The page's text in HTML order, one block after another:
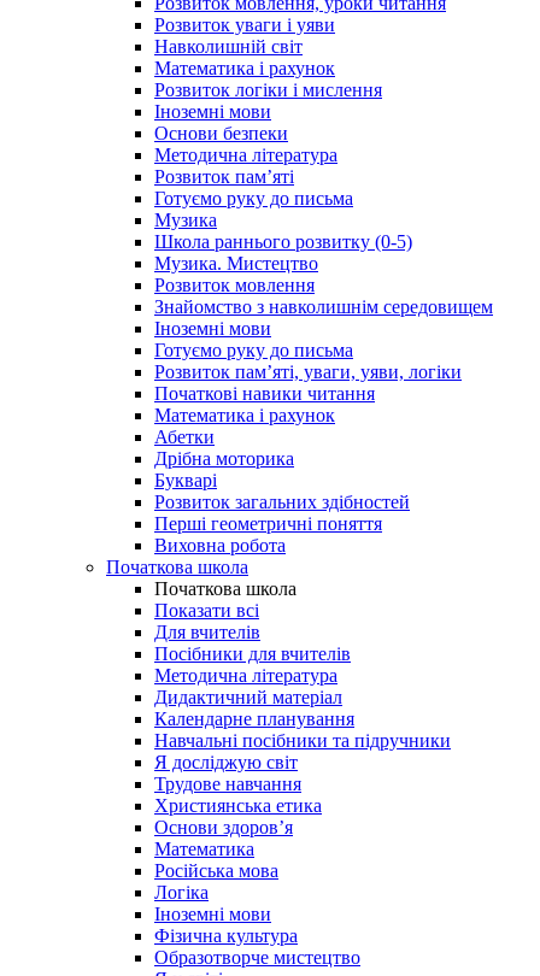
Розвиток уваги і уяви
Навколишній світ
Математика і рахунок
Розвиток логіки і мислення
Іноземні мови
Основи безпеки
Методична література
Розвиток пам’яті
Готуємо руку до письма
Музика
Школа раннього розвитку (0-5)
Музика. Мистецтво
Розвиток мовлення
Знайомство з навколишнім середовищем
Іноземні мови
Готуємо руку до письма
Розвиток пам’яті, уваги, уяви, логіки
Початкові навики читання
Математика і рахунок
Абетки
Дрібна моторика
Букварі
Розвиток загальних здібностей
Перші геометричні поняття
Виховна робота
Початкова школа
Початкова школа
Показати всі
Для вчителів
Посібники для вчителів
Методична література
Дидактичний матеріал
Календарне планування
Навчальні посібники та підручники
Я досліджую світ
Трудове навчання
Християнська етика
Основи здоров’я
Математика
Російська мова
Логіка
Іноземні мови
Фізична культура
Образотворче мистецтво